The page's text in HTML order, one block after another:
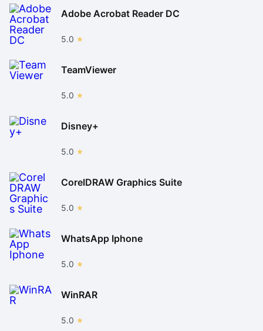
Adobe Acrobat Reader DC
5.0
TeamViewer
5.0
Disney+
5.0
CorelDRAW Graphics Suite
5.0
WhatsApp Iphone
5.0
WinRAR
5.0